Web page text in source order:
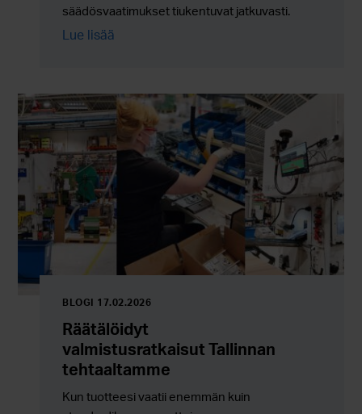
säädösvaatimukset tiukentuvat jatkuvasti.
Ympäristöön liittyvät kestävyystavoitteet eivät
monimutkaisuutta.
Lue lisää
BLOGI 17.02.2026
Räätälöidyt
valmistusratkaisut Tallinnan
tehtaaltamme
Kun tuotteesi vaatii enemmän kuin